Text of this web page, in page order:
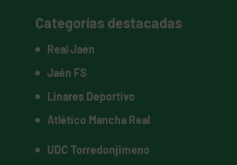
Categorías destacadas
Real Jaén
Jaén FS
Linares Deportivo
Atlético Mancha Real
UDC Torredonjimeno